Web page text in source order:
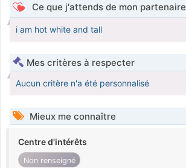
Ce que j'attends de mon partenaire
i am hot white and tall
Mes critères à respecter
Aucun critère n'a été personnalisé
Mieux me connaître
Centre d'intérêts
Non renseigné